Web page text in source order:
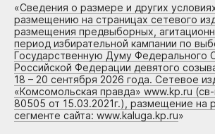
«Сведения о размере и других
размещению на страницах сетевого
размещения предвыборных,
период избирательной кампании по
Государственную Думу Федерального
Российской Федерации девятого
18 – 20 сентября 2026 года. Сетевое
«Комсомольская правда» www.kp.ru
80505 от 15.03.2021г.), размещение на
сегменте сайта: www.kaluga.kp.ru»